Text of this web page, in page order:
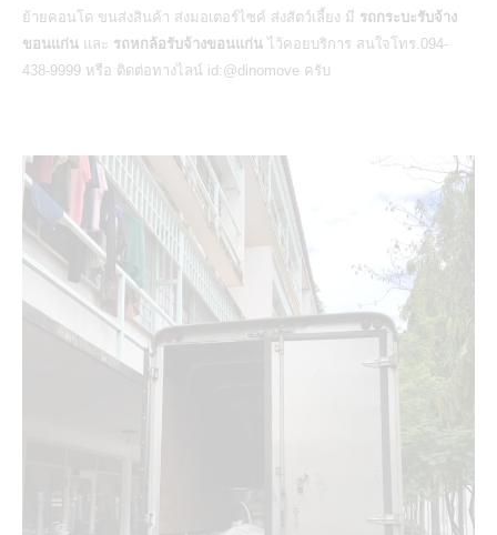
ย้ายคอนโด ขนส่งสินค้า ส่งมอเตอร์ไซค์ ส่งสัตว์เลี้ยง มี รถกระบะรับจ้าง
ขอนแก่น และ รถหกล้อรับจ้างขอนแก่น ไว้คอยบริการ สนใจโทร.094-
438-9999 หรือ ติดต่อทางไลน์ id:@dinomove ครับ